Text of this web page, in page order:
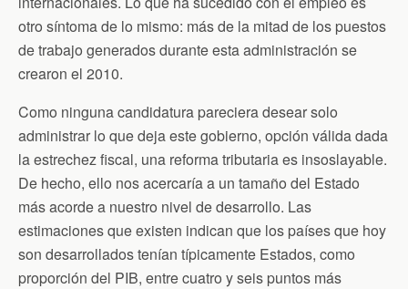
otro síntoma de lo mismo: más de la mitad de los puestos
de trabajo generados durante esta administración se
crearon el 2010.
Como ninguna candidatura pareciera desear solo
administrar lo que deja este gobierno, opción válida dada
la estrechez fiscal, una reforma tributaria es insoslayable.
De hecho, ello nos acercaría a un tamaño del Estado
más acorde a nuestro nivel de desarrollo. Las
estimaciones que existen indican que los países que hoy
son desarrollados tenían típicamente Estados, como
proporción del PIB, entre cuatro y seis puntos más